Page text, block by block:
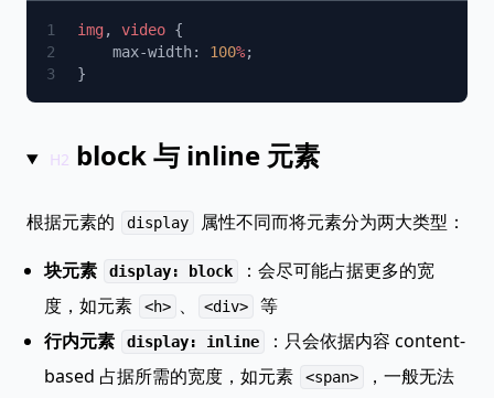
img, video
    max-width:
100%
block 与 inline 元素
根据元素的 display
属性不同而将元素分为两大类型：
块元素
display: block
：会尽可能占据更多的宽
度，如元素
<h> 、 <div>
等
行内元素
display: inline
：只会依据内容 content-
based 占据所需的宽度，如元素
<span>
，一般无法